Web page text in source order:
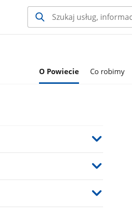
O Powiecie Co robimy